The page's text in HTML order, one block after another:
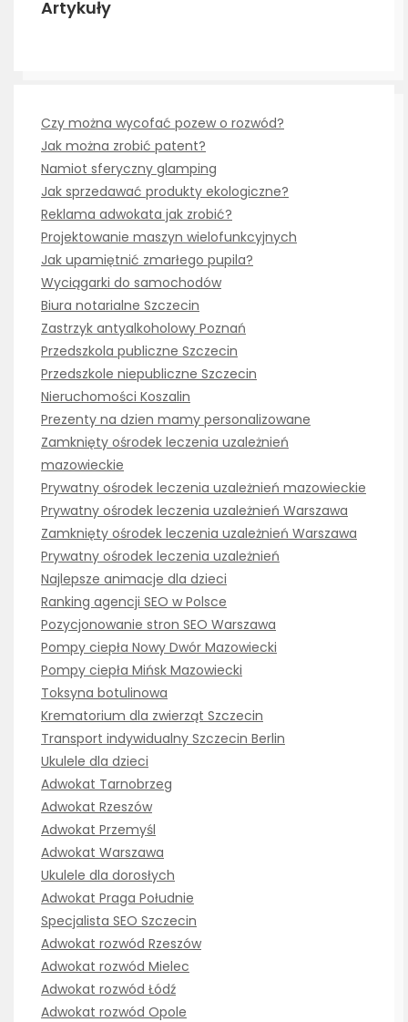
Artykuły
Czy można wycofać pozew o rozwód?
Jak można zrobić patent?
Namiot sferyczny glamping
Jak sprzedawać produkty ekologiczne?
Reklama adwokata jak zrobić?
Projektowanie maszyn wielofunkcyjnych
Jak upamiętnić zmarłego pupila?
Wyciągarki do samochodów
Biura notarialne Szczecin
Zastrzyk antyalkoholowy Poznań
Przedszkola publiczne Szczecin
Przedszkole niepubliczne Szczecin
Nieruchomości Koszalin
Prezenty na dzien mamy personalizowane
Zamknięty ośrodek leczenia uzależnień
mazowieckie
Prywatny ośrodek leczenia uzależnień mazowieckie
Prywatny ośrodek leczenia uzależnień Warszawa
Zamknięty ośrodek leczenia uzależnień Warszawa
Prywatny ośrodek leczenia uzależnień
Najlepsze animacje dla dzieci
Ranking agencji SEO w Polsce
Pozycjonowanie stron SEO Warszawa
Pompy ciepła Nowy Dwór Mazowiecki
Pompy ciepła Mińsk Mazowiecki
Toksyna botulinowa
Krematorium dla zwierząt Szczecin
Transport indywidualny Szczecin Berlin
Ukulele dla dzieci
Adwokat Tarnobrzeg
Adwokat Rzeszów
Adwokat Przemyśl
Adwokat Warszawa
Ukulele dla dorosłych
Adwokat Praga Południe
Specjalista SEO Szczecin
Adwokat rozwód Rzeszów
Adwokat rozwód Mielec
Adwokat rozwód Łódź
Adwokat rozwód Opole